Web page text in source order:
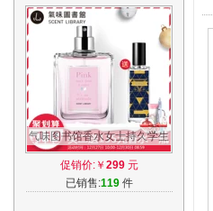
气味图书馆香水女士持久学生
自然淡香清新邂逅粉色50ml送
小样正品
促销价:￥ 299元
已销售:119件